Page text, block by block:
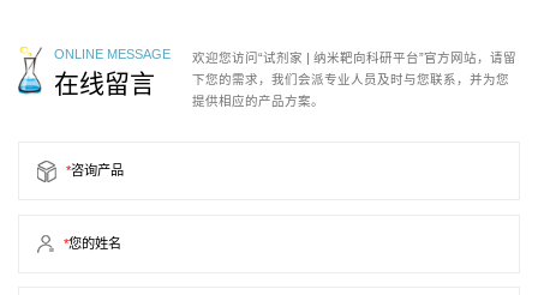
ONLINE MESSAGE
在线留言
欢迎您访问“试剂家 | 纳米靶向科研平台”官方网站，请留
下您的需求，我们会派专业人员及时与您联系，并为您
提供相应的产品方案。
*咨询产品
*您的姓名